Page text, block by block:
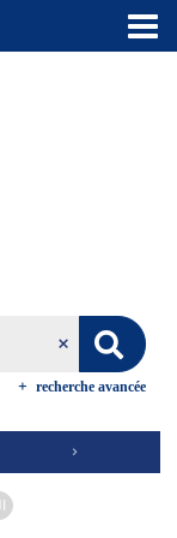
recherche avancée